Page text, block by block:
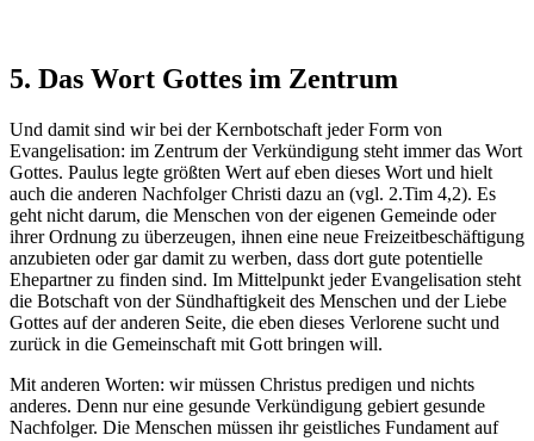
5. Das Wort Gottes im Zentrum
Und damit sind wir bei der Kernbotschaft jeder Form von
Evangelisation: im Zentrum der Verkündigung steht immer das Wort
Gottes. Paulus legte größten Wert auf eben dieses Wort und hielt
auch die anderen Nachfolger Christi dazu an (vgl. 2.Tim 4,2). Es
geht nicht darum, die Menschen von der eigenen Gemeinde oder
ihrer Ordnung zu überzeugen, ihnen eine neue Freizeitbeschäftigung
anzubieten oder gar damit zu werben, dass dort gute potentielle
Ehepartner zu finden sind. Im Mittelpunkt jeder Evangelisation steht
die Botschaft von der Sündhaftigkeit des Menschen und der Liebe
Gottes auf der anderen Seite, die eben dieses Verlorene sucht und
zurück in die Gemeinschaft mit Gott bringen will.
Mit anderen Worten: wir müssen Christus predigen und nichts
anderes. Denn nur eine gesunde Verkündigung gebiert gesunde
Nachfolger. Die Menschen müssen ihr geistliches Fundament auf